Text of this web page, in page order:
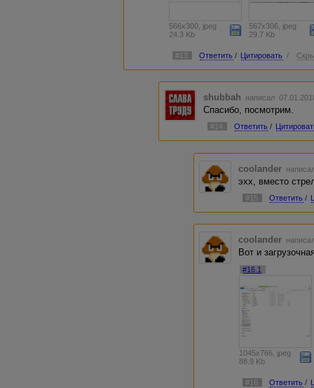
566x300, jpeg
24.3 Kb
567x306, jpeg
29.7 Kb
#13 Ответить / Цитировать /
shubbah написал
Спасибо, посмотрим.
#14 Ответить /
coolander
эхх, вместо
#15 Ответить /
coolander
Вот и
#16.1
1045x766, jpeg
88.9 Kb
#16 Ответить /